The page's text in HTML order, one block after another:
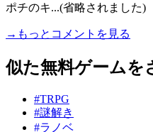
ポチのキ...(省略されました)
→もっとコメントを見る
似た無料ゲームを
#TRPG
#謎解き
#ラノベ